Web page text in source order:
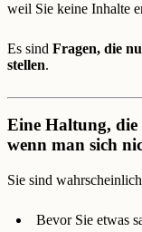
weil Sie keine Inhalte
Es sind Fragen, die
stellen.
Eine Haltung, die
wenn man sich
Sie sind
Bevor Sie etwas